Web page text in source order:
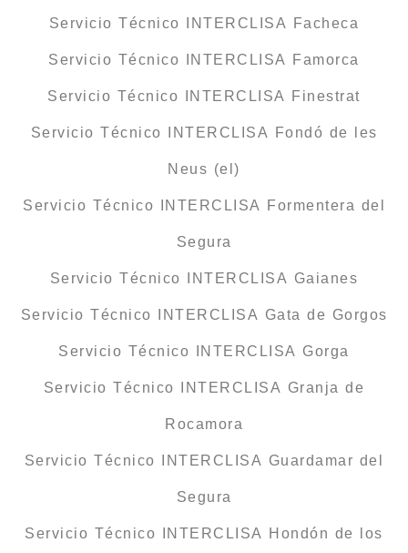
Servicio Técnico INTERCLISA Facheca
Servicio Técnico INTERCLISA Famorca
Servicio Técnico INTERCLISA Finestrat
Servicio Técnico INTERCLISA Fondó de les
Neus (el)
Servicio Técnico INTERCLISA Formentera del
Segura
Servicio Técnico INTERCLISA Gaianes
Servicio Técnico INTERCLISA Gata de Gorgos
Servicio Técnico INTERCLISA Gorga
Servicio Técnico INTERCLISA Granja de
Rocamora
Servicio Técnico INTERCLISA Guardamar del
Segura
Servicio Técnico INTERCLISA Hondón de los